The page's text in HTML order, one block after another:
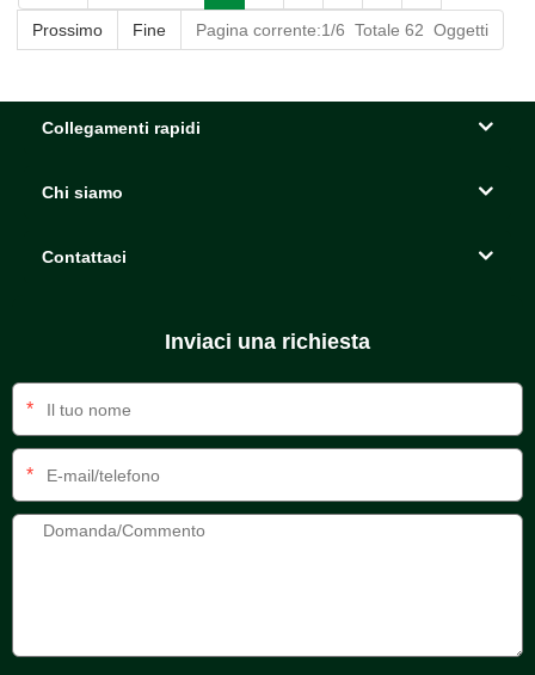
Prossimo Fine Pagina corrente:1/6 Totale 62 Oggetti
Collegamenti rapidi
Chi siamo
Contattaci
Inviaci una richiesta
*
*